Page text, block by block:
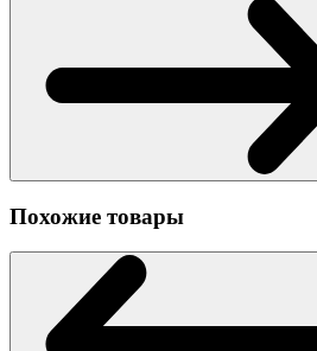
Похожие товары